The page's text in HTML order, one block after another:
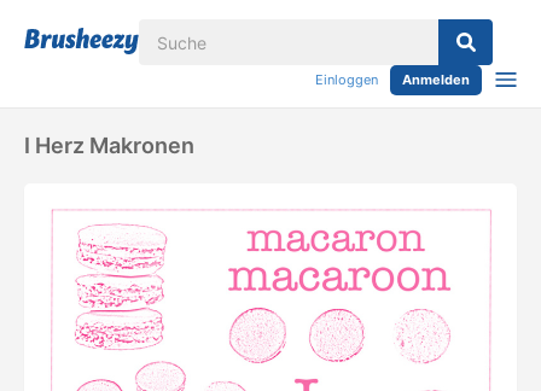
Einloggen Anmelden
I Herz Makronen